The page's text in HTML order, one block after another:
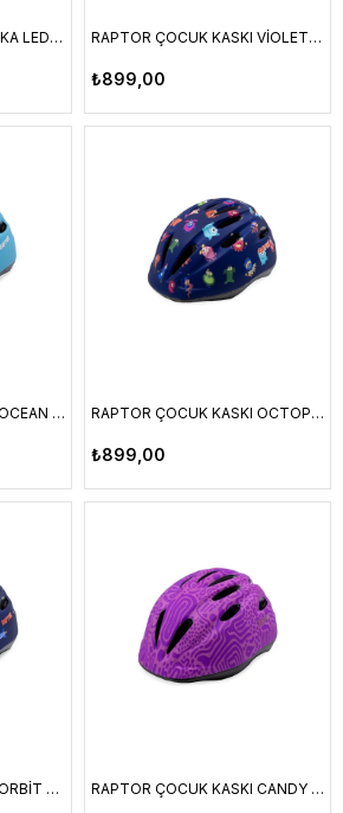
RAPTOR KASK MV29 ARKA LED LAMBALI FILELI SIYAH/LIME M BEDEN RAPTOR ÇOCUK KASKI VİOLET M BEDEN HB63
₺899,00
RAPTOR ÇOCUK KASKI OCEAN M BEDEN HB63 RAPTOR ÇOCUK KASKI OCTOPOP M BEDEN HB63
₺899,00
RAPTOR ÇOCUK KASKI ORBİT M BEDEN HB63 RAPTOR ÇOCUK KASKI CANDY M BEDEN HB63